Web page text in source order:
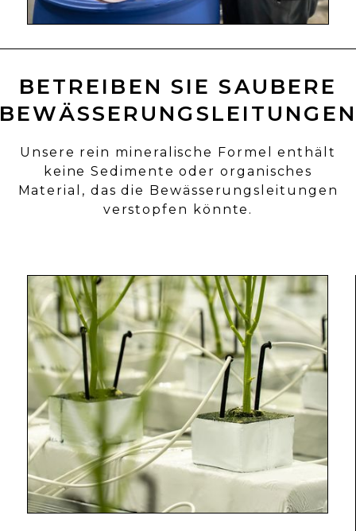
BETREIBEN SIE SAUBERE
BEWÄSSERUNGSLEITUNGEN
Unsere rein mineralische Formel enthält
keine Sedimente oder organisches
Material, das die Bewässerungsleitungen
verstopfen könnte.